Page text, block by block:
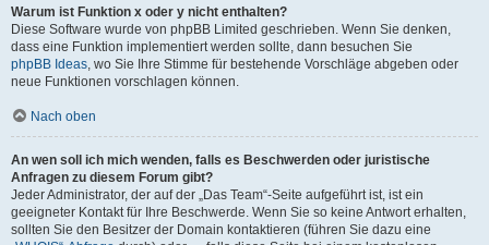
Warum ist Funktion x oder y nicht enthalten?
Diese Software wurde von phpBB Limited geschrieben. Wenn Sie denken,
dass eine Funktion implementiert werden sollte, dann besuchen Sie
phpBB Ideas, wo Sie Ihre Stimme für bestehende Vorschläge abgeben oder
neue Funktionen vorschlagen können.
Nach oben
An wen soll ich mich wenden, falls es Beschwerden oder juristische
Anfragen zu diesem Forum gibt?
Jeder Administrator, der auf der „Das Team“-Seite aufgeführt ist, ist ein
geeigneter Kontakt für Ihre Beschwerde. Wenn Sie so keine Antwort erhalten,
sollten Sie den Besitzer der Domain kontaktieren (führen Sie dazu eine